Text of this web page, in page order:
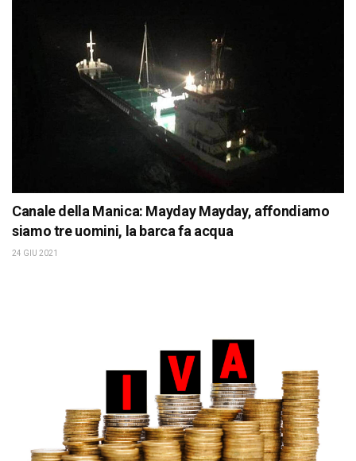
Canale della Manica: Mayday Mayday, affondiamo
siamo tre uomini, la barca fa acqua
24 GIU 2021